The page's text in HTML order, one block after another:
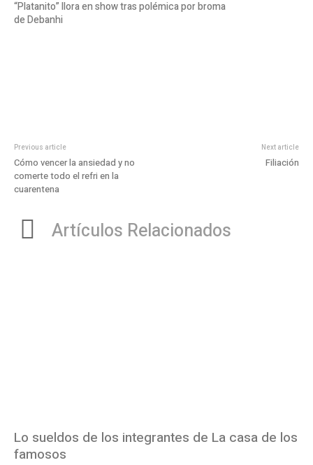
“Platanito” llora en show tras polémica por broma
de Debanhi
Previous article
Cómo vencer la ansiedad y no
comerte todo el refri en la
cuarentena
Next article
Filiación
Artículos Relacionados
Lo sueldos de los integrantes de La casa de los
famosos